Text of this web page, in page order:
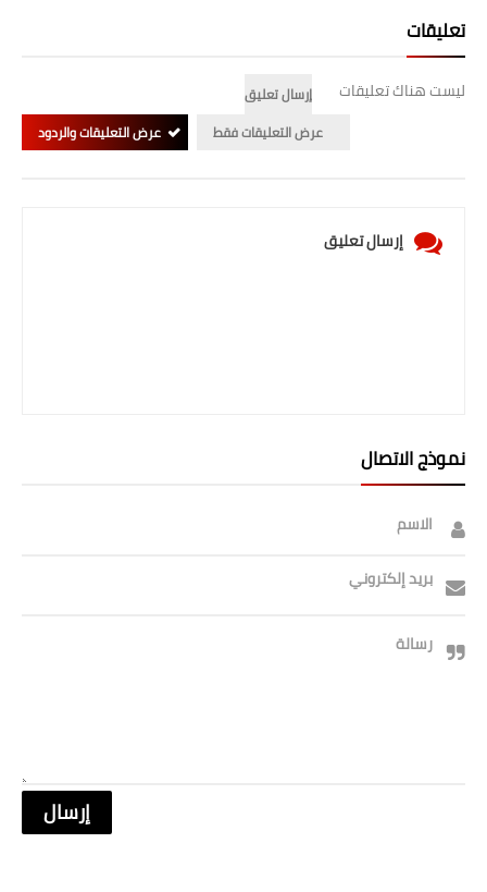
اخبار وقرارات وزارة التعليم
العالي
تعليقات
ليست هناك تعليقات
إرسال تعليق
عرض التعليقات فقط
عرض التعليقات والردود
إرسال تعليق
نموذج الاتصال
الاسم
بريد إلكتروني
رسالة